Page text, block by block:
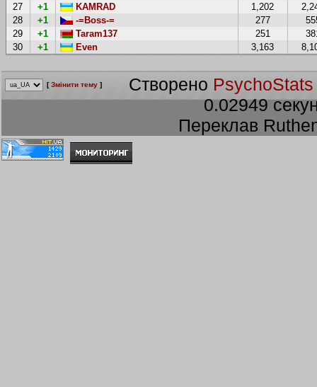
27
+1 KAMRAD 1,202
28
+1 -=Boss-= 277
29
+1 Taram137 251
30
+1 Even 3,163
[Змінити тему ] Створено
0.02949
Переклав